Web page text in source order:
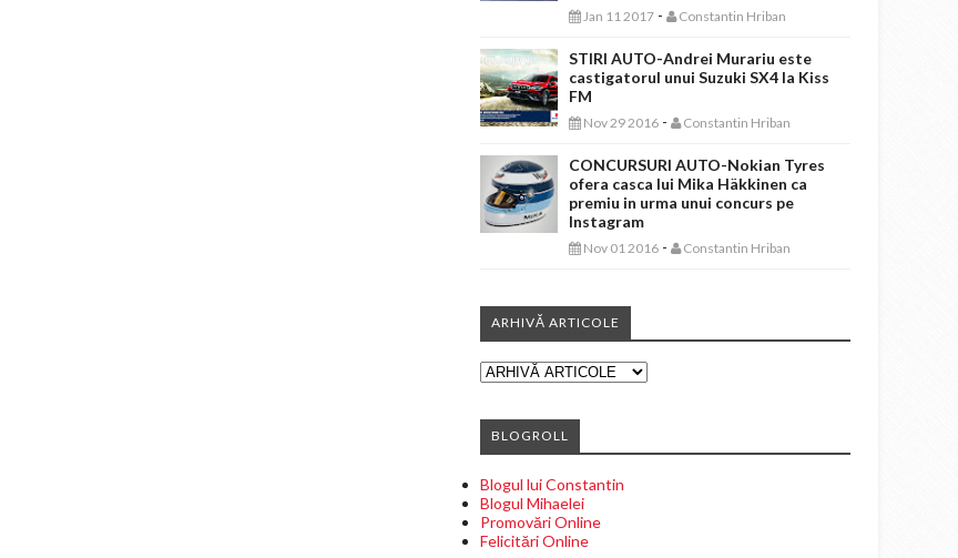
Jan 11 2017 - Constantin Hriban
STIRI AUTO-Andrei Murariu este
castigatorul unui Suzuki SX4 la Kiss
FM
Nov 29 2016 - Constantin Hriban
CONCURSURI AUTO-Nokian Tyres
ofera casca lui Mika Häkkinen ca
premiu in urma unui concurs pe
Instagram
Nov 01 2016 - Constantin Hriban
ARHIVĂ ARTICOLE
BLOGROLL
Blogul lui Constantin
Blogul Mihaelei
Promovări Online
Felicitări Online